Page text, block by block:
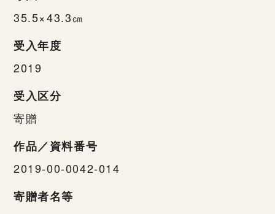
35.5×43.3㎝
受入年度
2019
受入区分
寄贈
作品／資料番号
2019-00-0042-014
寄贈者名等